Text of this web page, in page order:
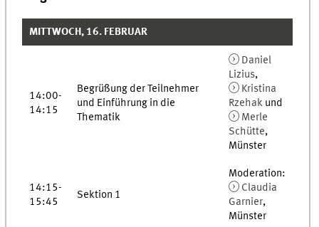
MITTWOCH, 16. FEBRUAR
14:00-
14:15
Begrüßung der Teilnehmer
und Einführung in die
Thematik
Daniel
Lizius,
Kristina
Rzehak und
Merle
Schütte,
Münster
14:15-
15:45
Sektion 1
Moderation:
Claudia
Garnier,
Münster